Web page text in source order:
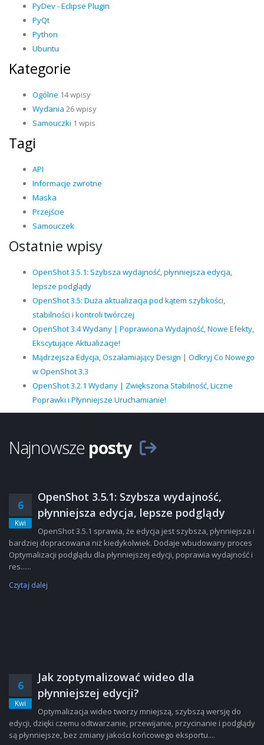
PyDev - Eclipse Plugin
PyQt
Python
Ubuntu
Kategorie
Ogólne 14 wpisy
Wydania 26 wpisy
Samouczki 1 wpis
Tagi
API
Informacje zwrotne
Maska
Przejście
Samouczek
Ostatnie wpisy
OpenShot 3.5.1: Szybsza wydajność, płynniejsza edycja,
lepsze podglądy
OpenShot 3.5: Duża aktualizacja pod kątem szybkości,
stabilności i kontroli twórczej
OpenShot 3.4 Wydany | Poprawiona Wydajność, Nowe Efekty,
Ekscytujące Aktualizacje!
Mądrzejsza Edycja, Oszałamiający Design | Odkryj Co Nowego
w OpenShot 3.3
OpenShot 3.2.1 Wydany | Zwiększona Stabilność, Liczne
Poprawki i Płynniejsze Uruchamianie!
Najnowsze posty
6
Kwi
OpenShot 3.5.1: Szybsza wydajność,
płynniejsza edycja, lepsze podglądy
OpenShot 3.5.1 sprawia, że edycja jest szybsza, płynniejsza i
bardziej dopracowana niż kiedykolwiek. Dodaje wbudowany proces
Optymalizacji podglądu dla płynniejszej edycji, poprawia wydajność i
res......
Czytaj dalej
6
Kwi
Jak zoptymalizować wideo dla
płynniejszej edycji?
Optymalizacja wideo tworzy mniejszą, szybszą wersję do
edycji, dzięki czemu odtwarzanie, przewijanie, przycinanie i podglądy
są płynniejsze, bez zmiany jakości końcowego eksportu....